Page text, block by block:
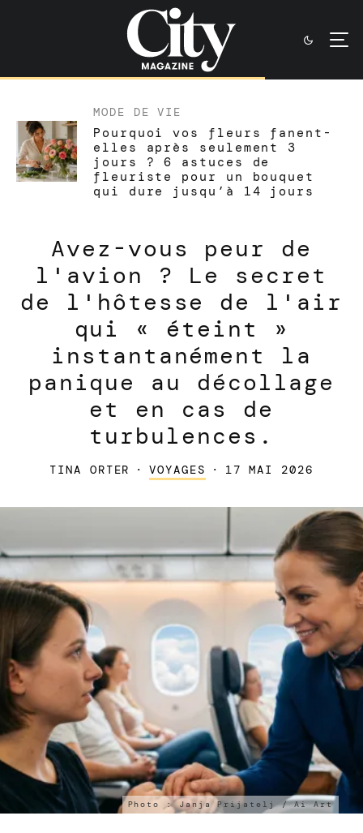
MODE DE VIE
Pourquoi vos fleurs fanent-
elles après seulement 3
jours ? 6 astuces de
fleuriste pour un bouquet
qui dure jusqu’à 14 jours
Avez-vous peur de
l'avion ? Le secret
de l'hôtesse de l'air
qui « éteint »
instantanément la
panique au décollage
et en cas de
turbulences.
TINA ORTER · VOYAGES · 17 MAI 2026
Photo : Janja Prijatelj / Ai Art